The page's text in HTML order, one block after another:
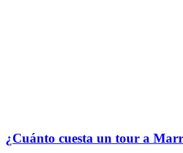
¿Cuánto cuesta un tour a